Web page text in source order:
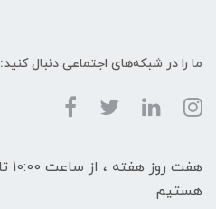
ما را در شبکه‌های اجتماعی دنبال کنید:
هستیم